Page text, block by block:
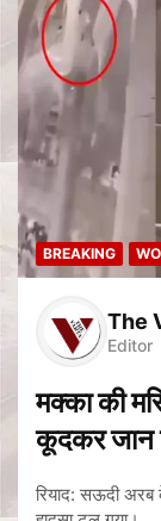
BREAKING
The
Editor
मक्का की
कूदकर जान
रियाद: सऊदी